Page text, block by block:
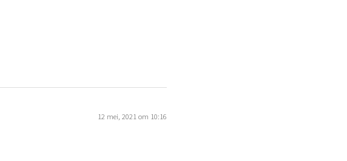
12 mei, 2021 om 10:16